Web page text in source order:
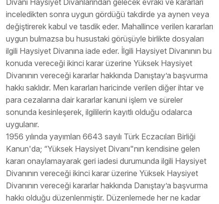
inceledikten sonra uygun gördüğü takdirde ya aynen veya
değiştirerek kabul ve tasdik eder. Mahallince verilen kararları
uygun bulmazsa bu husustaki görüşüyle birlikte dosyaları
ilgili Haysiyet Divanına iade eder. İlgili Haysiyet Divanının bu
konuda vereceği ikinci karar üzerine Yüksek Haysiyet
Divanının vereceği kararlar hakkında Danıştay’a başvurma
hakkı saklıdır. Men kararları haricinde verilen diğer ihtar ve
para cezalarına dair kararlar kanuni işlem ve süreler
sonunda kesinleşerek, ilgililerin kayıtlı olduğu odalarca
uygulanır.
1956 yılında yayımlan 6643 sayılı Türk Eczacıları Birliği
Kanun'da; “Yüksek Haysiyet Divanı"nın kendisine gelen
kararı onaylamayarak geri iadesi durumunda ilgili Haysiyet
Divanının vereceği ikinci karar üzerine Yüksek Haysiyet
Divanının vereceği kararlar hakkında Danıştay’a başvurma
hakkı olduğu düzenlenmiştir. Düzenlemede her ne kadar